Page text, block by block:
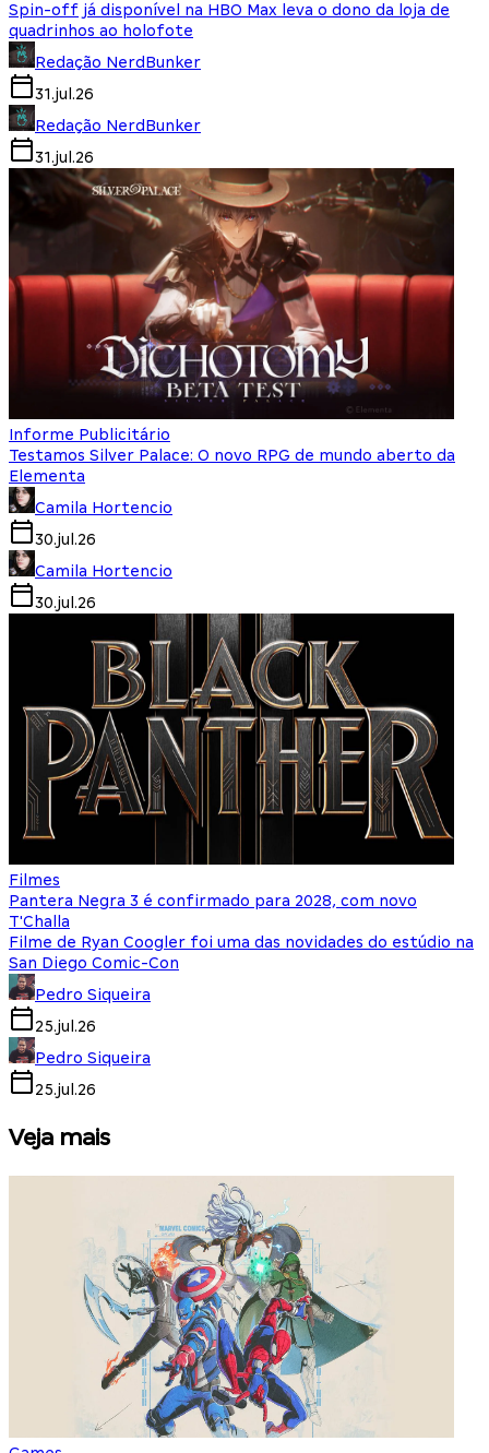
Spin-off já disponível na HBO Max leva o dono da loja de
quadrinhos ao holofote
Redação NerdBunker
31.jul.26
Redação NerdBunker
31.jul.26
Informe Publicitário
Testamos Silver Palace: O novo RPG de mundo aberto da
Elementa
Camila Hortencio
30.jul.26
Camila Hortencio
30.jul.26
Filmes
Pantera Negra 3 é confirmado para 2028, com novo
T'Challa
Filme de Ryan Coogler foi uma das novidades do estúdio na
San Diego Comic-Con
Pedro Siqueira
25.jul.26
Pedro Siqueira
25.jul.26
Veja mais